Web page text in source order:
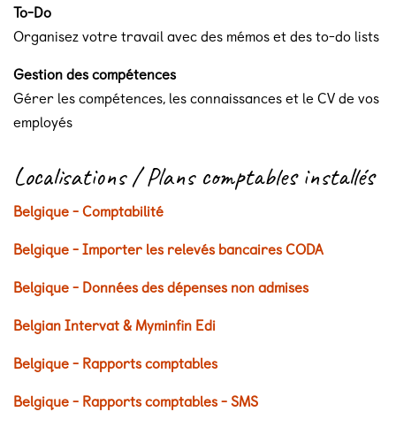
To-Do
Organisez votre travail avec des mémos et des to-do lists
Gestion des compétences
Gérer les compétences, les connaissances et le CV de vos
employés
Localisations / Plans comptables installés
Belgique - Comptabilité
Belgique - Importer les relevés bancaires CODA
Belgique - Données des dépenses non admises
Belgian Intervat & Myminfin Edi
Belgique - Rapports comptables
Belgique - Rapports comptables - SMS